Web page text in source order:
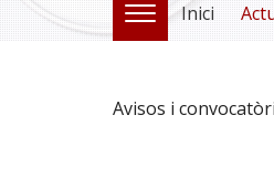
TOGGLE
NAVIGATION
Inici
Avisos i